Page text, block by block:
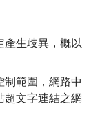
產生歧異，概以
制範圍，網路中
超文字連結之網